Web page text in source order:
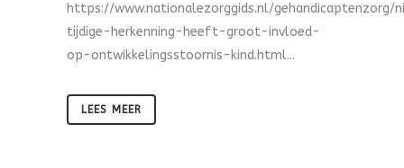
https://www.nationalezorggids.nl/gehandicaptenzorg/
tijdige-herkenning-heeft-groot-invloed-
op-ontwikkelingsstoornis-kind.html...
LEES MEER